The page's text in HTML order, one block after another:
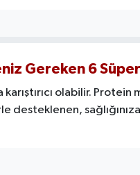
Gereken 6
olabilir. Protein
desteklenen,